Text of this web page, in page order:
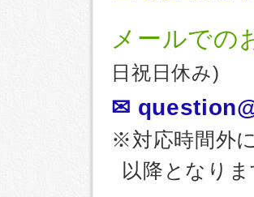
メールでの
日祝日休み)
✉
※対応時間外
以降となり